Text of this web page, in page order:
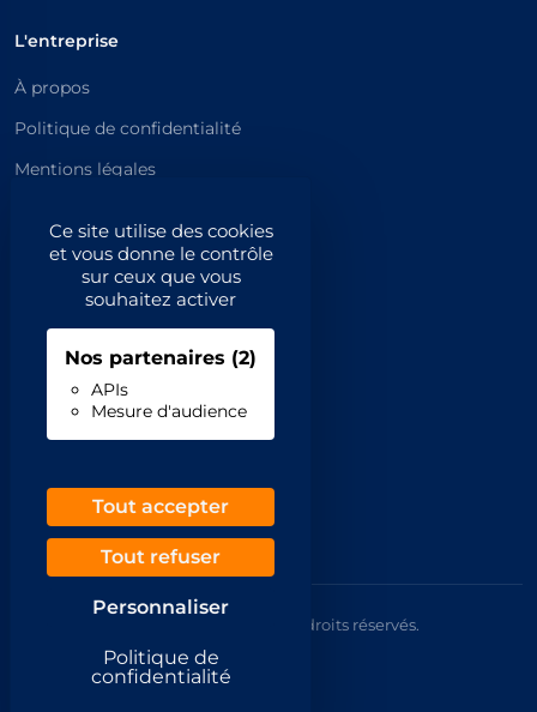
Ce site utilise des cookies
et vous donne le contrôle
sur ceux que vous
souhaitez activer
Nos partenaires (2)
APIs
Mesure d'audience
Tout accepter
Tout refuser
Personnaliser
Politique de
confidentialité
L'entreprise
À propos
Politique de confidentialité
Mentions légales
Catégories principales
Catégories
Professionnels
Inscrivez-vous
Demande de retrait
© 2026 Annuaire France Gratuit. Tous droits réservés.
Mentions légales